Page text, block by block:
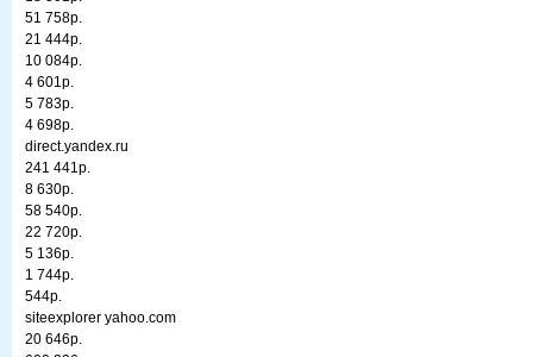
51 758р.
21 444р.
10 084р.
4 601р.
5 783р.
4 698р.
direct.yandex.ru
241 441р.
8 630р.
58 540р.
22 720р.
5 136р.
1 744р.
544р.
siteexplorer yahoo.com
20 646р.